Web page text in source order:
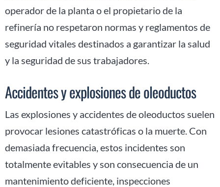
operador de la planta o el propietario de la
refinería no respetaron normas y reglamentos de
seguridad vitales destinados a garantizar la salud
y la seguridad de sus trabajadores.
Accidentes y explosiones de oleoductos
Las explosiones y accidentes de oleoductos suelen
provocar lesiones catastróficas o la muerte. Con
demasiada frecuencia, estos incidentes son
totalmente evitables y son consecuencia de un
mantenimiento deficiente, inspecciones